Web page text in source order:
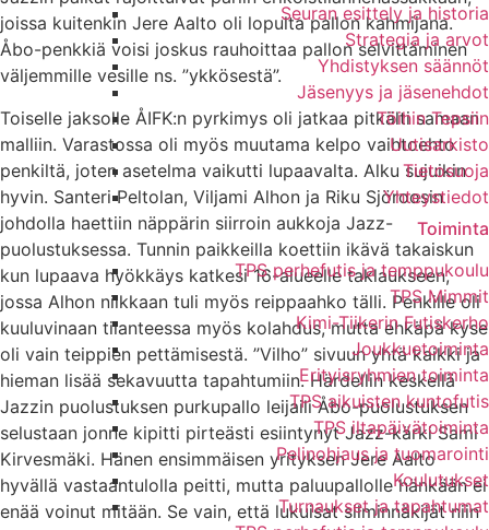
Seuran esittely ja historia
Strategia ja arvot
Yhdistyksen säännöt
Jäsenyys ja jäsenehdot
Töihin Tepsiin
Uutisarkisto
Tietosuoja
Yhteystiedot
Toiminta
TPS perhefutis ja temppukoulu
TPS Mimmit
Kimi-Tiikerin Futiskerho
Joukkuetoiminta
Erityisryhmien toiminta
TPS aikuisten kuntofutis
TPS iltapäivätoiminta
Pelinohjaus ja tuomarointi
Koulutukset
Turnaukset ja tapahtumat
joissa kuitenkin Jere Aalto oli lopulta pallon kahmijana.
Åbo-penkkiä voisi joskus rauhoittaa pallon selvittäminen
väljemmille vesille ns. ”ykkösestä”.
Toiselle jaksolle ÅIFK:n pyrkimys oli jatkaa pitkälti samaan
malliin. Varastossa oli myös muutama kelpo vaihtoehto
penkiltä, joten asetelma vaikutti lupaavalta. Alku sujuikin
hyvin. Santeri Peltolan, Viljami Alhon ja Riku Sjöroosin
johdolla haettiin näppärin siirroin aukkoja Jazz-
puolustuksessa. Tunnin paikkeilla koettiin ikävä takaiskun
kun lupaava hyökkäys katkesi 16-alueelle taklaukseen,
jossa Alhon nilkkaan tuli myös reippaahko tälli. Penkille oli
kuuluvinaan tilanteessa myös kolahdus, mutta ehkäpä kyse
oli vain teippien pettämisestä. ”Vilho” sivuun yhtä kaikki ja
hieman lisää sekavuutta tapahtumiin. Härdellin keskellä
Jazzin puolustuksen purkupallo leijaili Åbo-puolustuksen
selustaan jonne kipitti pirteästi esiintynyt Jazz-kärki Sami
Kirvesmäki. Hänen ensimmäisen yrityksen Jere Aalto
hyvällä vastaantulolla peitti, mutta paluupallolle hänkään ei
enää voinut mitään. Se vain, että lukuisat silminnäkijät niin